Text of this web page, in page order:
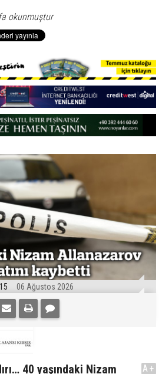
okunmuştur
06 Ağustos 2026
40 yaşındaki Nizam A+